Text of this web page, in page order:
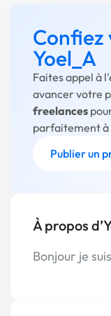
Yoel_A
Faites appel à
avancer votre
freelances
parfaitement à
Publier un
À propos
Bonjour je